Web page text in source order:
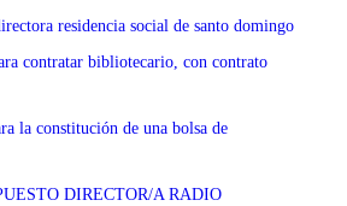
residencia social de santo domingo
contratar bibliotecario, con contrato
la constitución de una bolsa de
DIRECTOR/A RADIO